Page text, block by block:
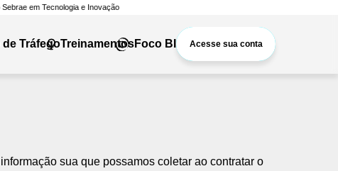
de TráfegoTreinamentosFoco BI Acesse sua conta
Foco BI
sua que possamos coletar ao contratar o